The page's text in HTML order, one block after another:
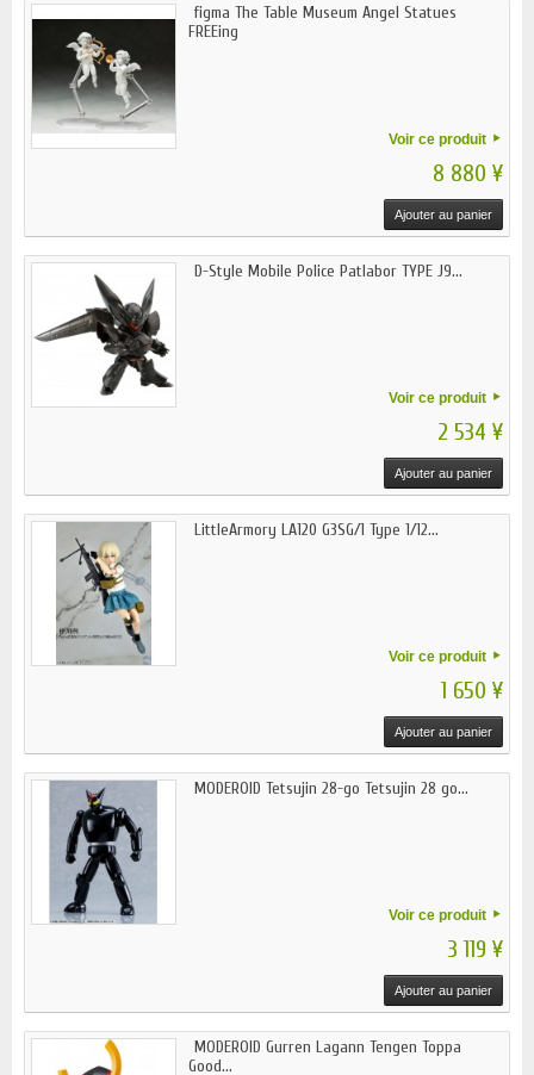
figma The Table Museum Angel Statues
FREEing
Voir ce produit
8 880 ¥
Ajouter au panier
D-Style Mobile Police Patlabor TYPE J9...
Voir ce produit
2 534 ¥
Ajouter au panier
LittleArmory LA120 G3SG/1 Type 1/12...
Voir ce produit
1 650 ¥
Ajouter au panier
MODEROID Tetsujin 28-go Tetsujin 28 go...
Voir ce produit
3 119 ¥
Ajouter au panier
MODEROID Gurren Lagann Tengen Toppa
Good...